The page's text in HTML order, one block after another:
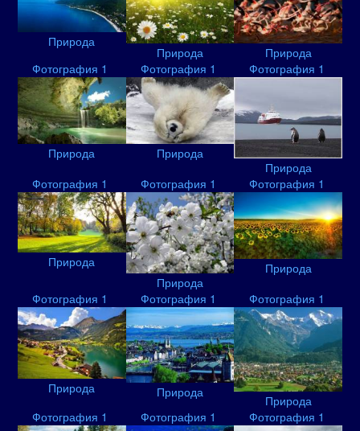
Природа
Природа
Природа
Фотография 1
Природа
Фотография 1
Природа
Фотография 1
Природа
Фотография 1
Природа
Фотография 1
Природа
Фотография 1
Природа
Фотография 1
Природа
Фотография 1
Природа
Фотография 1
Природа
Фотография 1
Фотография 1 Фотография 1